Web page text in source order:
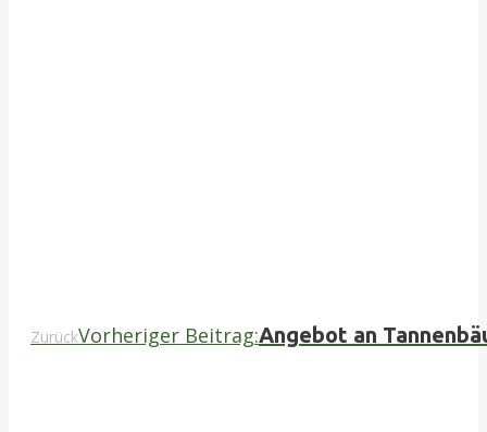
ZurückVorheriger Beitrag:Angebot an